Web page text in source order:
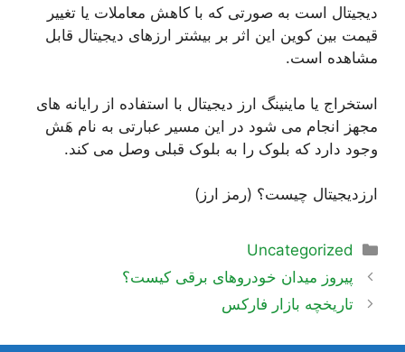
دیجیتال است به صورتی که با کاهش معاملات یا تغییر
قیمت بین کوین این اثر بر بیشتر ارزهای دیجیتال قابل
مشاهده است.
استخراج یا ماینینگ ارز دیجیتال با استفاده از رایانه های
مجهز انجام می شود در این مسیر عبارتی به نام هَش
وجود دارد که بلوک را به بلوک قبلی وصل می کند.
ارزدیجیتال چیست؟ (رمز ارز)
دسته‌ها
Uncategorized
ناوبری
نوشته‌ها
پیروز میدان خودروهای برقی کیست؟
تاریخچه بازار فارکس